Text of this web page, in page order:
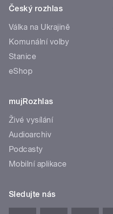
Český rozhlas
Válka na Ukrajině
Komunální volby
Stanice
eShop
mujRozhlas
Živé vysílání
Audioarchiv
Podcasty
Mobilní aplikace
Sledujte nás